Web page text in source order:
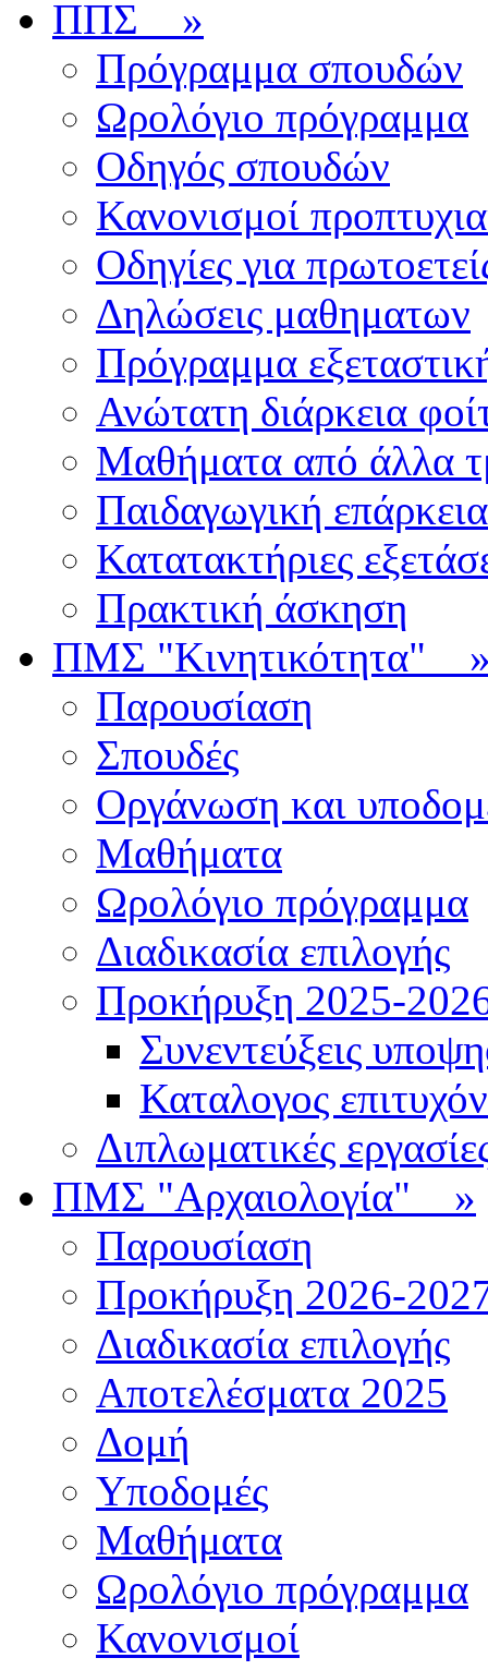
ΠΠΣ »
Πρόγραμμα σπουδών
Ωρολόγιο πρόγραμμα
Οδηγός σπουδών
Κανονισμοί
Οδηγίες για
Δηλώσεις μαθηματων
Πρόγραμμα
Ανώτατη διάρκεια
Μαθήματα από άλλα
Παιδαγωγική επάρκεια
Κατατακτήριες
Πρακτική άσκηση
ΠΜΣ "Κινητικότητα"
Παρουσίαση
Σπουδές
Οργάνωση και
Μαθήματα
Ωρολόγιο πρόγραμμα
Διαδικασία επιλογής
Πρoκήρυξη 2025-
Συνεντεύξεις
Καταλογος
Διπλωματικές
ΠΜΣ "Αρχαιολογία" »
Παρουσίαση
Προκήρυξη 2026-
Διαδικασία επιλογής
Αποτελέσματα 2025
Δομή
Υποδομές
Μαθήματα
Ωρολόγιο πρόγραμμα
Κανονισμοί